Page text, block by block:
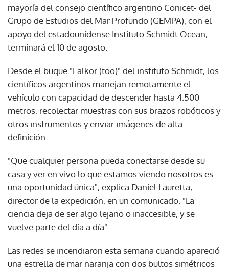
mayoría del consejo científico argentino Conicet- del
Grupo de Estudios del Mar Profundo (GEMPA), con el
apoyo del estadounidense Instituto Schmidt Ocean,
terminará el 10 de agosto.
Desde el buque "Falkor (too)" del instituto Schmidt, los
científicos argentinos manejan remotamente el
vehículo con capacidad de descender hasta 4.500
metros, recolectar muestras con sus brazos robóticos y
otros instrumentos y enviar imágenes de alta
definición.
"Que cualquier persona pueda conectarse desde su
casa y ver en vivo lo que estamos viendo nosotros es
una oportunidad única", explica Daniel Lauretta,
director de la expedición, en un comunicado. "La
ciencia deja de ser algo lejano o inaccesible, y se
vuelve parte del día a día".
Las redes se incendiaron esta semana cuando apareció
una estrella de mar naranja con dos bultos simétricos